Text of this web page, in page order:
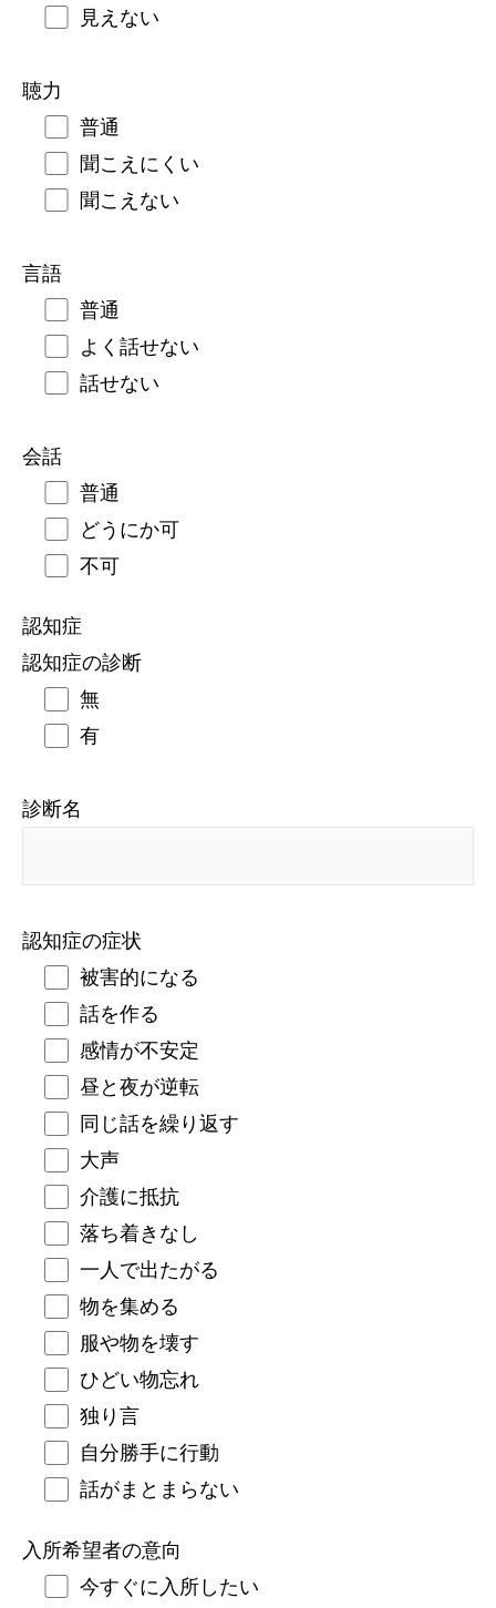
見えない
聴力
普通
聞こえにくい
聞こえない
言語
普通
よく話せない
話せない
会話
普通
どうにか可
不可
認知症
認知症の診断
無
有
診断名
認知症の症状
被害的になる
話を作る
感情が不安定
昼と夜が逆転
同じ話を繰り返す
大声
介護に抵抗
落ち着きなし
一人で出たがる
物を集める
服や物を壊す
ひどい物忘れ
独り言
自分勝手に行動
話がまとまらない
入所希望者の意向
今すぐに入所したい